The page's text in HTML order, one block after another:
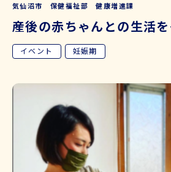
気仙沼市 保健福祉部 健康増進課
産後の赤ちゃんとの生活
イベント 妊娠期